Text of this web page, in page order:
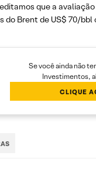
que a
do Brent de US$ 70/bbl
Se você ainda não
Investimentos,
CLIQUE